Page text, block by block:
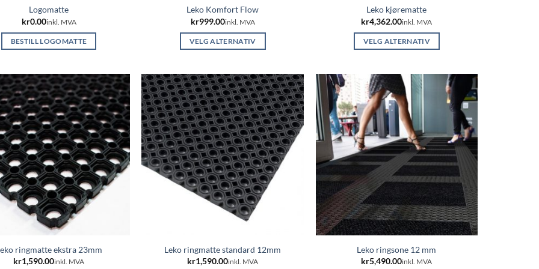
Logomatte
kr0.00inkl. MVA
BESTILL LOGOMATTE
Leko Komfort Flow
kr999.00inkl. MVA
VELG ALTERNATIV
har
flere
varianter.
Alternativene
kan
velges
på
produktsiden
Leko kjørematte
kr4,362.00inkl. MVA
VELG ALTERNATIV
har
flere
varianter.
Alternativene
kan
velges
på
produktsiden
ringmatte ekstra 23mm
kr1,590.00inkl. MVA
Leko ringmatte standard 12mm
kr1,590.00inkl. MVA
Leko ringsone 12 mm
kr5,490.00inkl. MVA